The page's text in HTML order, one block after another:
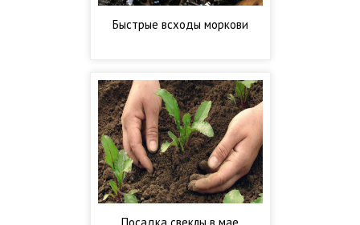
Быстрые всходы моркови